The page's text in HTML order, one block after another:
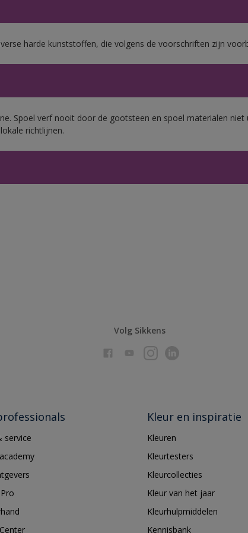
harde kunststoffen, die volgens de voorschriften zijn
Spoel verf nooit door de gootsteen en spoel materialen niet
richtlijnen.
Volg Sikkens
service
Kleur en inspiratie
Kleuren
Kleurtesters
Kleurcollecties
Kleur van het jaar
Kleurhulpmiddelen
Kennisbank